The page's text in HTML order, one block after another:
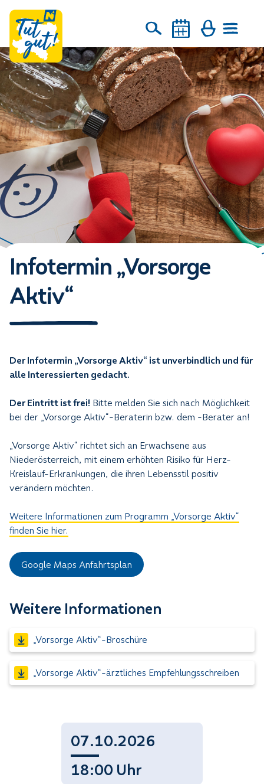
Infotermin „Vorsorge
Aktiv“
Der Infotermin „Vorsorge Aktiv“ ist unverbindlich und für
alle Interessierten gedacht.
Der Eintritt ist frei! Bitte melden Sie sich nach Möglichkeit
bei der „Vorsorge Aktiv“-Beraterin bzw. dem -Berater an!
„Vorsorge Aktiv“ richtet sich an Erwachsene aus
Niederösterreich, mit einem erhöhten Risiko für Herz-
Kreislauf-Erkrankungen, die ihren Lebensstil positiv
verändern möchten.
Weitere Informationen zum Programm „Vorsorge Aktiv“
finden Sie hier.
Google Maps Anfahrtsplan
Weitere Informationen
„Vorsorge Aktiv“-Broschüre
„Vorsorge Aktiv“-ärztliches Empfehlungsschreiben
07.10.2026
18:00 Uhr